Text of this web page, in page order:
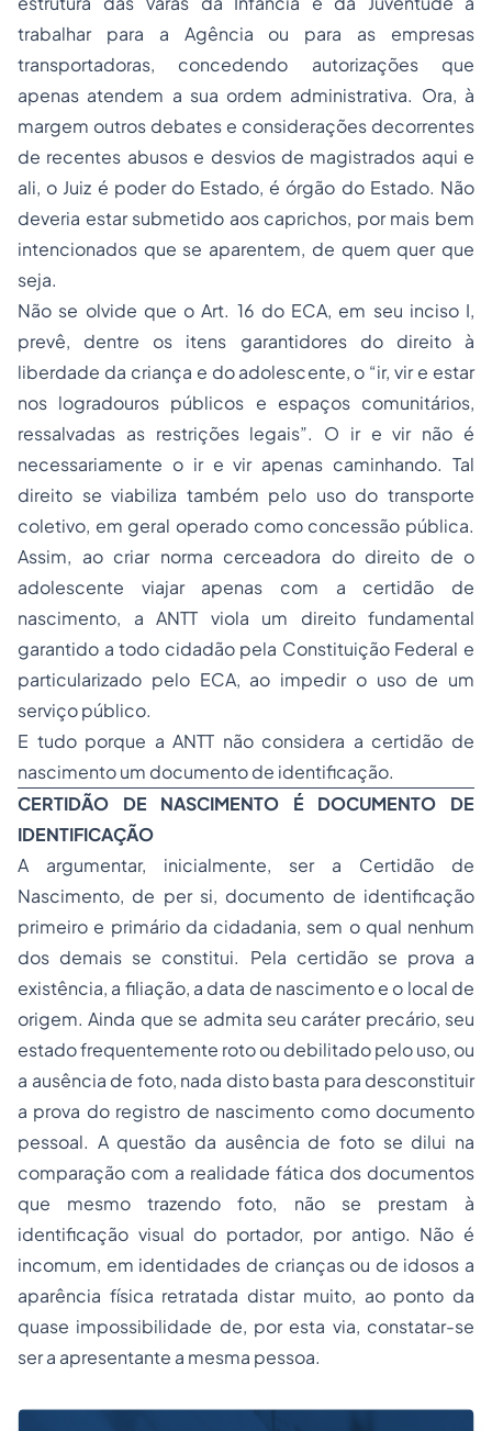
trabalhar para a Agência ou para as empresas
transportadoras, concedendo autorizações que
apenas atendem a sua ordem administrativa. Ora, à
margem outros debates e considerações decorrentes
de recentes abusos e desvios de magistrados aqui e
ali, o Juiz é poder do Estado, é órgão do Estado. Não
deveria estar submetido aos caprichos, por mais bem
intencionados que se aparentem, de quem quer que
seja.
Não se olvide que o Art. 16 do ECA, em seu inciso I,
prevê, dentre os itens garantidores do direito à
liberdade da criança e do adolescente, o “ir, vir e estar
nos logradouros públicos e espaços comunitários,
ressalvadas as restrições legais”. O ir e vir não é
necessariamente o ir e vir apenas caminhando. Tal
direito se viabiliza também pelo uso do transporte
coletivo, em geral operado como concessão pública.
Assim, ao criar norma cerceadora do direito de o
adolescente viajar apenas com a certidão de
nascimento, a ANTT viola um direito fundamental
garantido a todo cidadão pela Constituição Federal e
particularizado pelo ECA, ao impedir o uso de um
serviço público.
E tudo porque a ANTT não considera a certidão de
nascimento um documento de identificação.
CERTIDÃO DE NASCIMENTO É DOCUMENTO DE
IDENTIFICAÇÃO
A argumentar, inicialmente, ser a Certidão de
Nascimento, de per si, documento de identificação
primeiro e primário da cidadania, sem o qual nenhum
dos demais se constitui. Pela certidão se prova a
existência, a filiação, a data de nascimento e o local de
origem. Ainda que se admita seu caráter precário, seu
estado frequentemente roto ou debilitado pelo uso, ou
a ausência de foto, nada disto basta para desconstituir
a prova do registro de nascimento como documento
pessoal. A questão da ausência de foto se dilui na
comparação com a realidade fática dos documentos
que mesmo trazendo foto, não se prestam à
identificação visual do portador, por antigo. Não é
incomum, em identidades de crianças ou de idosos a
aparência física retratada distar muito, ao ponto da
quase impossibilidade de, por esta via, constatar-se
ser a apresentante a mesma pessoa.